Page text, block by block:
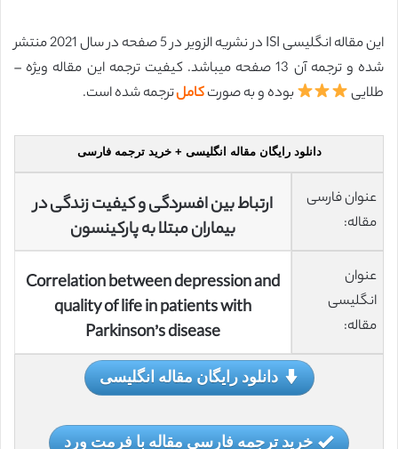
این مقاله انگلیسی ISI در نشریه الزویر در 5 صفحه در سال 2021 منتشر
شده و ترجمه آن 13 صفحه میباشد. کیفیت ترجمه این مقاله ویژه –
طلایی
بوده و به صورتکاملترجمه شده است.
دانلود رایگان مقاله انگلیسی + خرید ترجمه فارسی
عنوان فارسی
مقاله:
ارتباط بین افسردگی و کیفیت زندگی در
بیماران مبتلا به پارکینسون
عنوان
انگلیسی
مقاله:
Correlation between depression and
quality of life in patients with
Parkinson’s disease
دانلود رایگان مقاله انگلیسی
خرید ترجمه فارسی مقاله با فرمت ورد